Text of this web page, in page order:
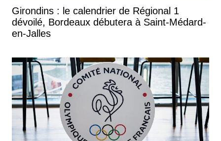
Girondins : le calendrier de Régional 1
dévoilé, Bordeaux débutera à Saint-Médard-
en-Jalles